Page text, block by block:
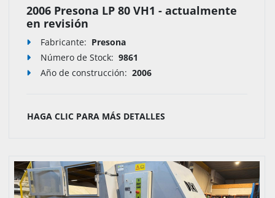
2006 Presona LP 80 VH1 - actualmente
en revisión
Fabricante: Presona
Número de Stock: 9861
Año de construcción: 2006
HAGA CLIC PARA MÁS DETALLES